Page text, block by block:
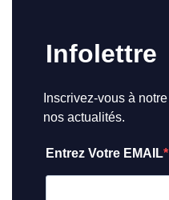
Infolettre
Inscrivez-vous à
nos actualités.
Entrez Votre EMAIL